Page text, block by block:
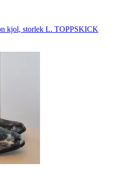
kjol, storlek L. TOPPSKICK